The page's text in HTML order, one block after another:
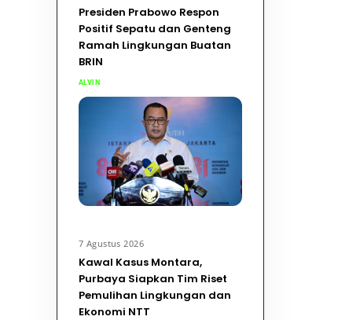
Presiden Prabowo Respon
Positif Sepatu dan Genteng
Ramah Lingkungan Buatan
BRIN
ALVIN
7 Agustus 2026
Kawal Kasus Montara,
Purbaya Siapkan Tim Riset
Pemulihan Lingkungan dan
Ekonomi NTT